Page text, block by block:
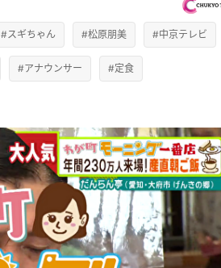
#スギちゃん #松原朋美 #中京テレビ
#アナウンサー #定食